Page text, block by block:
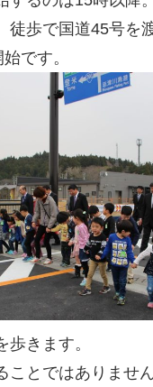
徒歩で国道45号を
です。
きます。
ことではありませ